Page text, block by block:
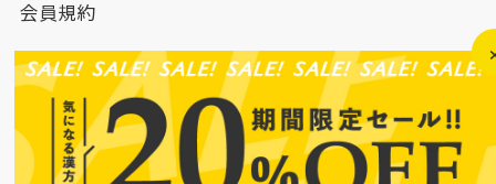
会員規約
個人情報保護方針
特定商取引法に基づく表示
このサイトについて